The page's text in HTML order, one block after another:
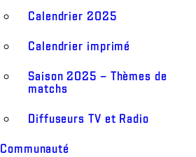
Calendrier 2025
Calendrier imprimé
Saison 2025 – Thèmes de
matchs
Diffuseurs TV et Radio
Communauté